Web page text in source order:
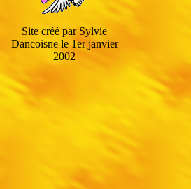
Site créé par Sylvie
Dancoisne le 1er janvier
2002